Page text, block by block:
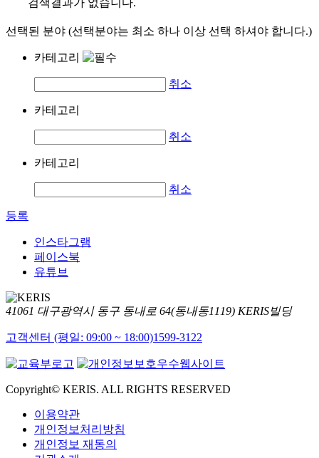
검색결과가 없습니다.
선택된 분야 (선택분야는 최소 하나 이상 선택 하셔야 합니다.)
카테고리
취소
카테고리
취소
카테고리
취소
등록
인스타그램
페이스북
유튜브
41061 대구광역시 동구 동내로 64(동내동1119) KERIS빌딩
고객센터 (평일: 09:00 ~ 18:00)1599-3122
Copyright© KERIS. ALL RIGHTS RESERVED
이용약관
개인정보처리방침
개인정보 재동의